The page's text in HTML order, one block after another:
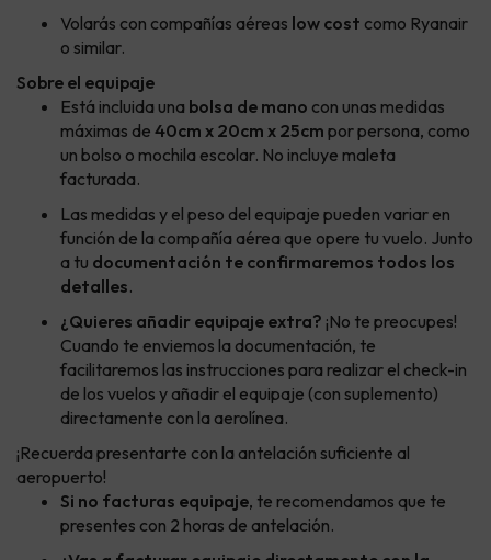
Volarás con compañías aéreas low cost como Ryanair
o similar.
Sobre el equipaje
Está incluida una bolsa de mano con unas medidas
máximas de 40cm x 20cm x 25cm por persona, como
un bolso o mochila escolar. No incluye maleta
facturada.
Las medidas y el peso del equipaje pueden variar en
función de la compañía aérea que opere tu vuelo. Junto
a tu documentación te confirmaremos todos los
detalles.
¿Quieres añadir equipaje extra? ¡No te preocupes!
Cuando te enviemos la documentación, te
facilitaremos las instrucciones para realizar el check-in
de los vuelos y añadir el equipaje (con suplemento)
directamente con la aerolínea.
¡Recuerda presentarte con la antelación suficiente al
aeropuerto!
Si no facturas equipaje, te recomendamos que te
presentes con 2 horas de antelación.